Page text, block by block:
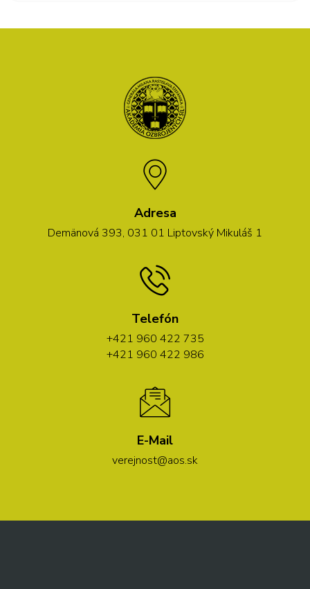
Adresa
Demänová 393, 031 01 Liptovský Mikuláš 1
Telefón
+421 960 422 735
+421 960 422 986
E-Mail
verejnost@aos.sk